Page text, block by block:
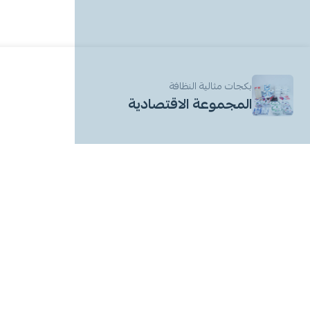
بكجات مثالية النظافة
المجموعة الاقتصادية